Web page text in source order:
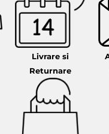
Livrare si
Returnare